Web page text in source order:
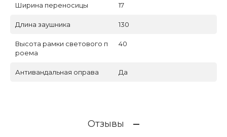
Ширина переносицы 17
Длина заушника 130
Высота рамки светового п
роема
40
Антивандальная оправа Да
Отзывы